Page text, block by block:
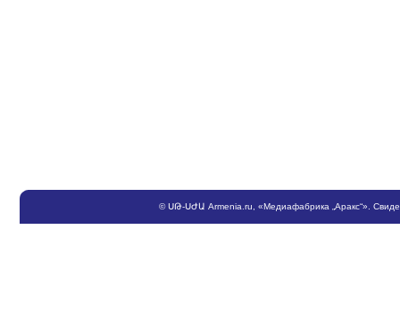
©ՍԹ-ՍԺԱ Armenia.ru , «Медиафабрика „Аракс“».